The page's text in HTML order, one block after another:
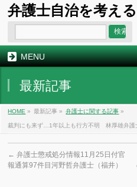
弁護士自治を考え
MENU
最新記事
HOME » 最新記事 » 弁護士に関する記事 »
裁判にも来ず…1年以上も行方不明 林厚雄弁護
← 弁護士懲戒処分情報11月25日付官
報通算97件目河野哲弁護士（福井）